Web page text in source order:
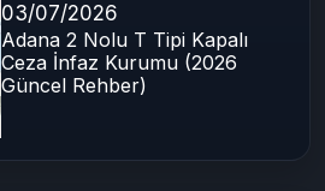
03/07/2026
Adana 2 Nolu T Tipi Kapalı
Ceza İnfaz Kurumu (2026
Güncel Rehber)